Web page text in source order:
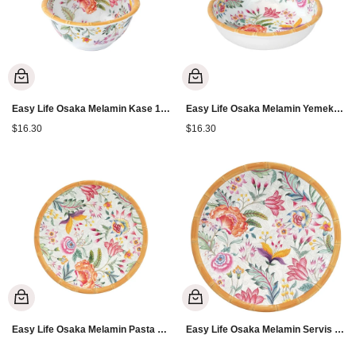
Easy Life Osaka Melamin Kase 15 cm
$16.30
Easy Life Osaka Melamin Yemek Tabağı 20,5 cm
$16.30
Easy Life Osaka Melamin Pasta Tabağı 23 cm
Easy Life Osaka Melamin Servis Tabağı 28 cm